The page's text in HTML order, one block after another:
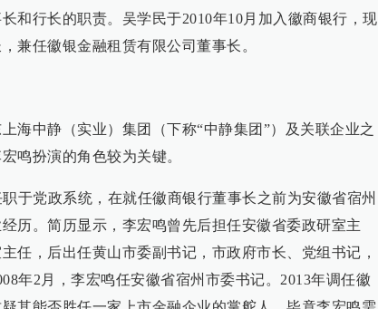
和行长的职责。吴学民于2010年10月加入徽商银行，现
兼任徽银金融租赁有限公司董事长。
海中静（实业）集团（下称“中静集团”）及关联企业之
鸣扮演的角色较为关键。
于党政系统，在就任徽商银行董事长之前为安徽省宿州
历。简历显示，李宏鸣曾先后担任安徽省委政研室主
任，后出任黄山市委副书记，市政府市长、党组书记，
年2月，李宏鸣任安徽省宿州市委书记。2013年调任徽